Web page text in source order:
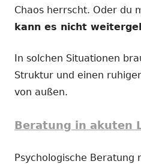
Chaos herrscht. Oder du
kann es nicht
In solchen Situationen
Struktur und einen
von außen.
Beratung in akuten
Psychologische Beratung